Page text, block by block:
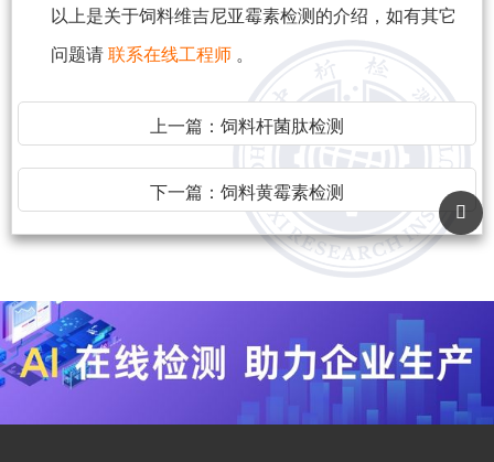
以上是关于饲料维吉尼亚霉素检测的介绍，如有其它
问题请 联系在线工程师 。
上一篇： 饲料杆菌肽检测
下一篇： 饲料黄霉素检测